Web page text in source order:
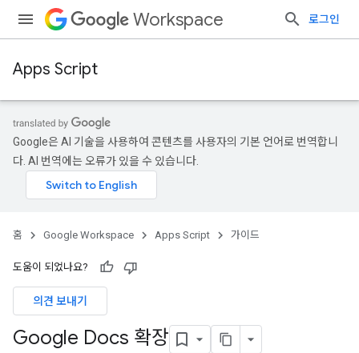
Workspace 로그인
Apps Script
Google은 AI 기술을 사용하여 콘텐츠를 사용자의 기본 언어로 번역합니
다. AI 번역에는 오류가 있을 수 있습니다.
홈 Google Workspace Apps Script 가이드
도움이 되었나요?
의견 보내기
Google Docs 확장